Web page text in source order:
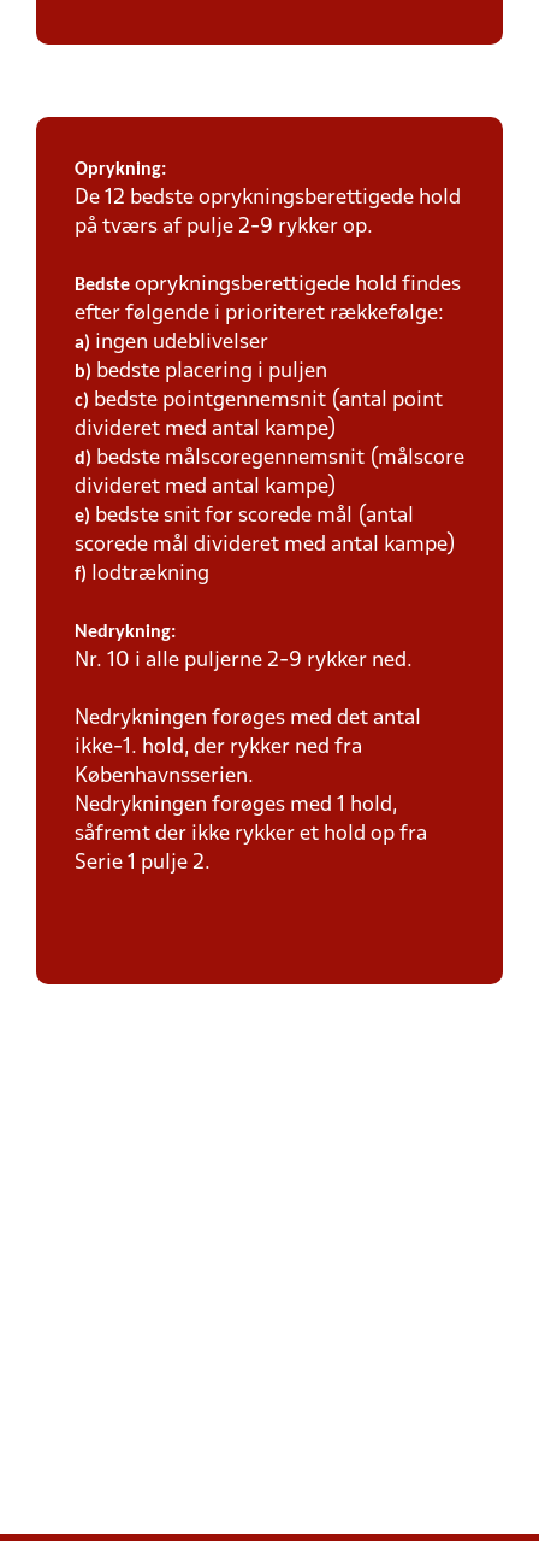
Oprykning:
De 12 bedste oprykningsberettigede hold
på tværs af pulje 2-9 rykker op.
Bedste oprykningsberettigede hold findes
efter følgende i prioriteret rækkefølge:
a) ingen udeblivelser
b) bedste placering i puljen
c) bedste pointgennemsnit (antal point
divideret med antal kampe)
d) bedste målscoregennemsnit (målscore
divideret med antal kampe)
e) bedste snit for scorede mål (antal
scorede mål divideret med antal kampe)
f) lodtrækning
Nedrykning:
Nr. 10 i alle puljerne 2-9 rykker ned.
Nedrykningen forøges med det antal
ikke-1. hold, der rykker ned fra
Københavnsserien.
Nedrykningen forøges med 1 hold,
såfremt der ikke rykker et hold op fra
Serie 1 pulje 2.